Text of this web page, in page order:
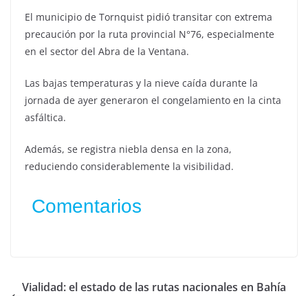
El municipio de Tornquist pidió transitar con extrema
precaución por la ruta provincial N°76, especialmente
en el sector del Abra de la Ventana.
Las bajas temperaturas y la nieve caída durante la
jornada de ayer generaron el congelamiento en la cinta
asfáltica.
Además, se registra niebla densa en la zona,
reduciendo considerablemente la visibilidad.
Comentarios
Vialidad: el estado de las rutas nacionales en Bahía